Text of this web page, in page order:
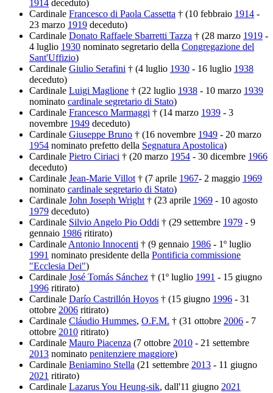
1914 deceduto)
Cardinale Francesco di Paola Cassetta † (10 febbraio 1914 -
23 marzo 1919 deceduto)
Cardinale Donato Raffaele Sbarretti Tazza † (28 marzo 1919 -
4 luglio 1930 nominato segretario della Congregazione del
Sant'Uffizio)
Cardinale Giulio Serafini † (4 luglio 1930 - 16 luglio 1938
deceduto)
Cardinale Luigi Maglione † (22 luglio 1938 - 10 marzo 1939
nominato cardinale segretario di Stato)
Cardinale Francesco Marmaggi † (14 marzo 1939 - 3
novembre 1949 deceduto)
Cardinale Giuseppe Bruno † (16 novembre 1949 - 20 marzo
1954 nominato prefetto della Segnatura Apostolica)
Cardinale Pietro Ciriaci † (20 marzo 1954 - 30 dicembre 1966
deceduto)
Cardinale Jean-Marie Villot † (7 aprile 1967- 2 maggio 1969
nominato cardinale segretario di Stato)
Cardinale John Joseph Wright † (23 aprile 1969 - 10 agosto
1979 deceduto)
Cardinale Silvio Angelo Pio Oddi † (29 settembre 1979 - 9
gennaio 1986 ritirato)
Cardinale Antonio Innocenti † (9 gennaio 1986 - 1º luglio
1991 nominato presidente della Pontificia commissione
"Ecclesia Dei")
Cardinale José Tomás Sánchez † (1º luglio 1991 - 15 giugno
1996 ritirato)
Cardinale Darío Castrillón Hoyos † (15 giugno 1996 - 31
ottobre 2006 ritirato)
Cardinale Cláudio Hummes, O.F.M. † (31 ottobre 2006 - 7
ottobre 2010 ritirato)
Cardinale Mauro Piacenza (7 ottobre 2010 - 21 settembre
2013 nominato penitenziere maggiore)
Cardinale Beniamino Stella (21 settembre 2013 - 11 giugno
2021 ritirato)
Cardinale Lazarus You Heung-sik, dall'11 giugno 2021